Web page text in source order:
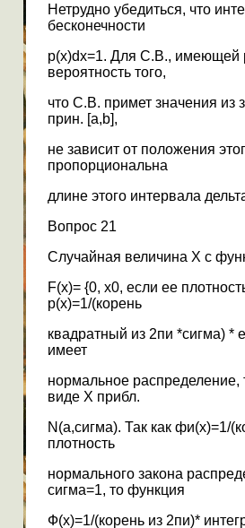
Нетрудно убедиться, что
бесконечности
р(х)dx=1. Для С.В., имеющей
вероятность того,
что С.В. примет значения из
прин. [a,b],
не зависит от положения
пропорциональна
длине этого интервала
Вопрос 21
Случайная величина Х с
F(x)= {0, x0, если ее
р(х)=1/(корень
квадратный из 2пи *сигма) *
имеет
нормальное распределение,
виде Х прибл.
N(a,сигма). Так как фи(х)=1/
плотность
нормального закона
сигма=1, то функция
Ф(х)=1/(корень из 2пи)*